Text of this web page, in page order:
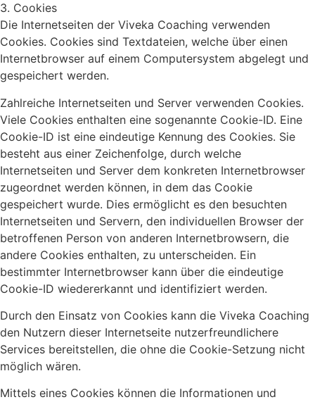
3. Cookies
Die Internetseiten der Viveka Coaching verwenden
Cookies. Cookies sind Textdateien, welche über einen
Internetbrowser auf einem Computersystem abgelegt und
gespeichert werden.
Zahlreiche Internetseiten und Server verwenden Cookies.
Viele Cookies enthalten eine sogenannte Cookie-ID. Eine
Cookie-ID ist eine eindeutige Kennung des Cookies. Sie
besteht aus einer Zeichenfolge, durch welche
Internetseiten und Server dem konkreten Internetbrowser
zugeordnet werden können, in dem das Cookie
gespeichert wurde. Dies ermöglicht es den besuchten
Internetseiten und Servern, den individuellen Browser der
betroffenen Person von anderen Internetbrowsern, die
andere Cookies enthalten, zu unterscheiden. Ein
bestimmter Internetbrowser kann über die eindeutige
Cookie-ID wiedererkannt und identifiziert werden.
Durch den Einsatz von Cookies kann die Viveka Coaching
den Nutzern dieser Internetseite nutzerfreundlichere
Services bereitstellen, die ohne die Cookie-Setzung nicht
möglich wären.
Mittels eines Cookies können die Informationen und